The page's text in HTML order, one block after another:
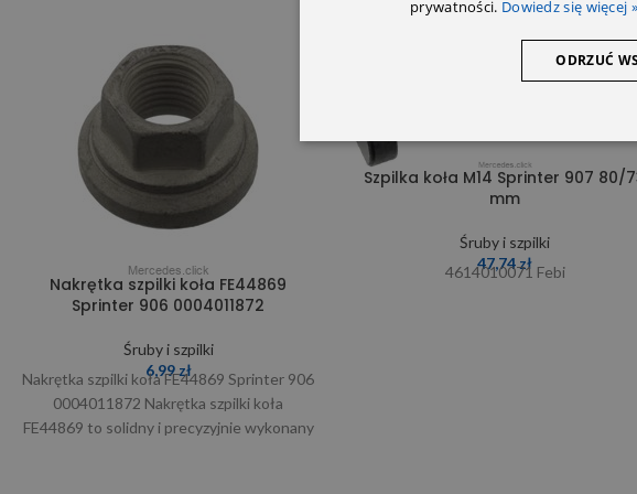
Nakrętka szpilki koła FE44869
Sprinter 906 0004011872
Śruby i szpilki
6,99zł
Nakrętka szpilki koła FE44869 Sprinter 906
0004011872 Nakrętka szpilki koła
FE44869 to solidny i precyzyjnie wykonany
Szpilka koła M14 Sprinter 907 80/
mm
Śruby i szpilki
47,74zł
4614010071 Febi
prywatności. Dowiedz się więcej »
ODRZUĆ